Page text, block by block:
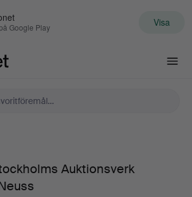
Google Play Visa
Auktionsverk